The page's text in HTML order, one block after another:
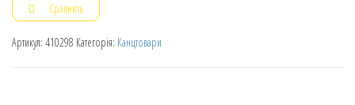
Сравнить
Артикул: 410298 Категорія: Канцтовари